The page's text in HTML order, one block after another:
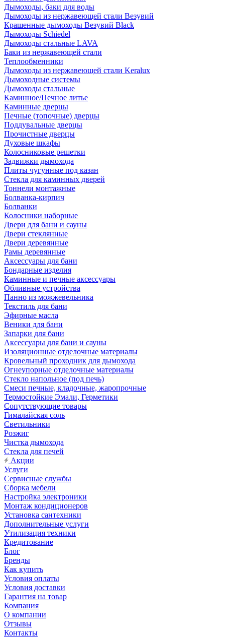
Дымоходы, баки для воды
Дымоходы из нержавеющей стали Везувий
Крашенные дымоходы Везувий Black
Дымоходы Schiedel
Дымоходы стальные LAVA
Баки из нержавеющей стали
Теплообменники
Дымоходы из нержавеющей стали Keralux
Дымоходные системы
Дымоходы стальные
Каминное/Печное литье
Каминные дверцы
Печные (топочные) дверцы
Поддувальные дверцы
Прочистные дверцы
Духовые шкафы
Колосниковые решетки
Задвижки дымохода
Плиты чугунные под казан
Стекла для каминных дверей
Тоннели монтажные
Болванка-кирпич
Болванки
Колосники наборные
Двери для бани и сауны
Двери стеклянные
Двери деревянные
Рамы деревянные
Аксессуары для бани
Бондарные изделия
Каминные и печные аксессуары
Обливные устройства
Панно из можжевельника
Текстиль для бани
Эфирные масла
Веники для бани
Запарки для бани
Аксессуары для бани и сауны
Изоляционные отделочные материалы
Кровельный проходник для дымохода
Огнеупорные отделочные материалы
Стекло напольное (под печь)
Смеси печные, кладочные, жаропрочные
Термостойкие Эмали, Герметики
Сопутствующие товары
Гималайская соль
Светильники
Розжиг
Чистка дымохода
Стекла для печей
Акции
Услуги
Сервисные службы
Сборка мебели
Настройка электроники
Монтаж кондиционеров
Установка сантехники
Дополнительные услуги
Утилизация техники
Кредитование
Блог
Бренды
Как купить
Условия оплаты
Условия доставки
Гарантия на товар
Компания
О компании
Отзывы
Контакты